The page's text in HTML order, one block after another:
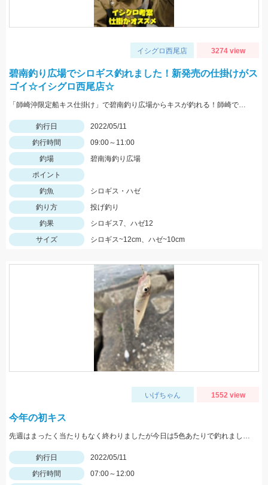
イシグロ西尾店 3274 view
碧南釣り広場でシロギス釣れました！新発売の仕掛けがス
ゴイ☆イシグロ西尾店☆
「師崎沖限定船キス仕掛け」で碧南釣り広場からキスが釣れる！師崎でも船でもないけどとっても使いやすい！
釣行日
2022/05/11
釣行時間
09:00～11:00
釣場
碧南海釣り広場
ポイント
釣魚
シロギス・ハゼ
釣り方
投げ釣り
釣果
シロギス7、ハゼ12
サイズ
シロギス~12cm、ハゼ~10cm
いげちゃん 1552 view
今年の初キス
先週はまったく当たりもなく終わりましたが今日は5色あたりで釣れました。ちょい投げではまだ難しいですがそろそろきてます！
釣行日
2022/05/11
釣行時間
07:00～12:00